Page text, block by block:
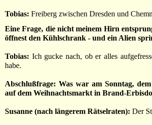
Tobias: Freiberg zwischen Dresden und
Eine Frage, die nicht meinem Hirn
öffnest den Kühlschrank - und ein Alien
Tobias: Ich gucke nach, ob er alles
habe.
Abschlußfrage: Was war am Sonntag,
auf dem Weihnachtsmarkt in Brand-
Susanne (nach längerem Rätselraten): Der